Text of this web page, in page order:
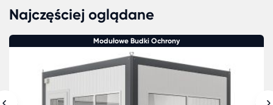
Najczęściej oglądane
Modułowe Budki Ochrony